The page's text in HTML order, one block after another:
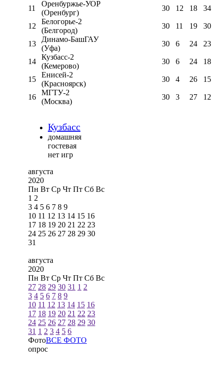
11
Оренбуржье-УОР
(Оренбург)
30 12 18 34
12
Белогорье-2
(Белгород)
30 11 19 30
13
Динамо-БашГАУ
(Уфа)
30 6 24 23
14
Кузбасс-2
(Кемерово)
30 6 24 18
15
Енисей-2
(Красноярск)
30 4 26 15
16
МГТУ-2
(Москва)
30 3 27 12
Кузбасс
домашняя
гостевая
нет игр
августа
2020
Пн Вт Ср Чт Пт Сб Вс
1 2
3 4 5 6 7 8 9
10 11 12 13 14 15 16
17 18 19 20 21 22 23
24 25 26 27 28 29 30
31
августа
2020
Пн Вт Ср Чт Пт Сб Вс
27 28 29 30 31 1 2
3 4 5 6 7 8 9
10 11 12 13 14 15 16
17 18 19 20 21 22 23
24 25 26 27 28 29 30
31 1 2 3 4 5 6
ФотоВСЕ ФОТО
опрос